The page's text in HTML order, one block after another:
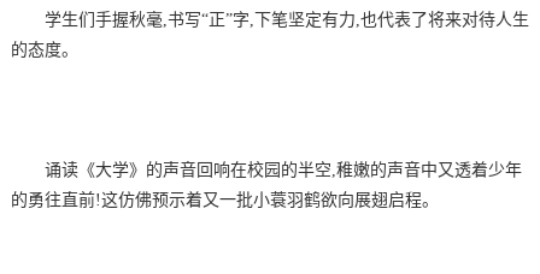
学生们手握秋毫,书写“正”字,下笔坚定有力,也代表了将来对待人生
的态度。
诵读《大学》的声音回响在校园的半空,稚嫩的声音中又透着少年
的勇往直前!这仿佛预示着又一批小蓑羽鹤欲向展翅启程。